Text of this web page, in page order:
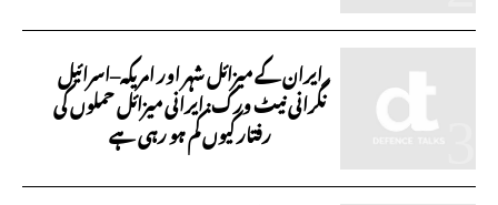
ایران کے میزائل شہر اور امریکہ–اسرائیل
نگرانی نیٹ ورک: ایرانی میزائل حملوں کی
رفتار کیوں کم ہو رہی ہے